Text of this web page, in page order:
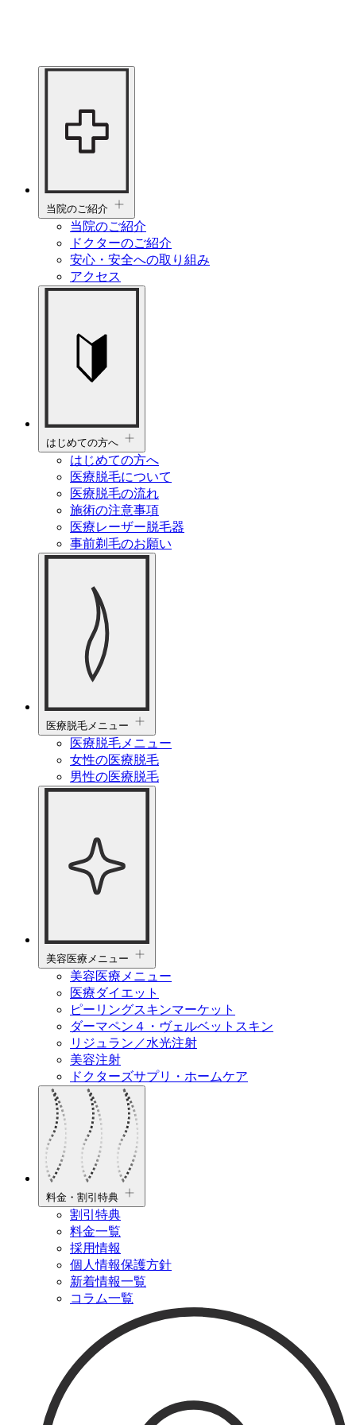
当院のご紹介
当院のご紹介
ドクターのご紹介
安心・安全への取り組み
アクセス
はじめての方へ
はじめての方へ
医療脱毛について
医療脱毛の流れ
施術の注意事項
医療レーザー脱毛器
事前剃毛のお願い
医療脱毛メニュー
医療脱毛メニュー
女性の医療脱毛
男性の医療脱毛
美容医療メニュー
美容医療メニュー
医療ダイエット
ピーリングスキンマーケット
ダーマペン４・ヴェルベットスキン
リジュラン／水光注射
美容注射
ドクターズサプリ・ホームケア
料金・割引特典
割引特典
料金一覧
採用情報
個人情報保護方針
新着情報一覧
コラム一覧